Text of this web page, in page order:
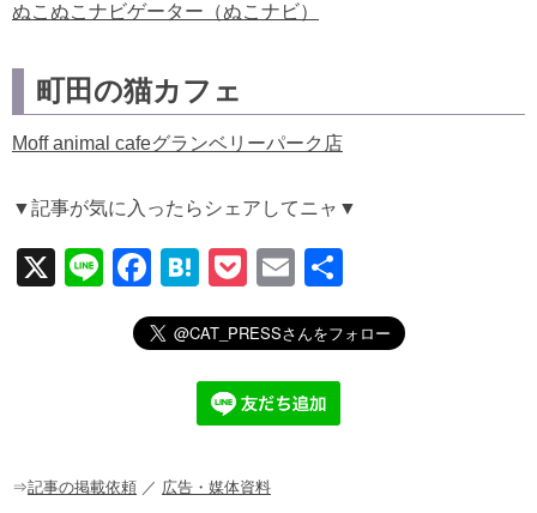
ぬこぬこナビゲーター（ぬこナビ）
町田の猫カフェ
Moff animal cafeグランベリーパーク店
▼記事が気に入ったらシェアしてニャ▼
X
Li
F
a
c
o
H
at
e
n
a
P
o
ck
et
E
m
ail
有
⇒記事の掲載依頼 ／ 広告・媒体資料